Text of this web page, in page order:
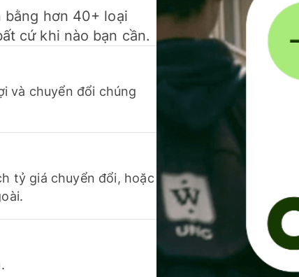
hơn 40+ loại
cứ khi nào bạn cần.
và chuyển đổi chúng
tỷ giá chuyển đổi, hoặc